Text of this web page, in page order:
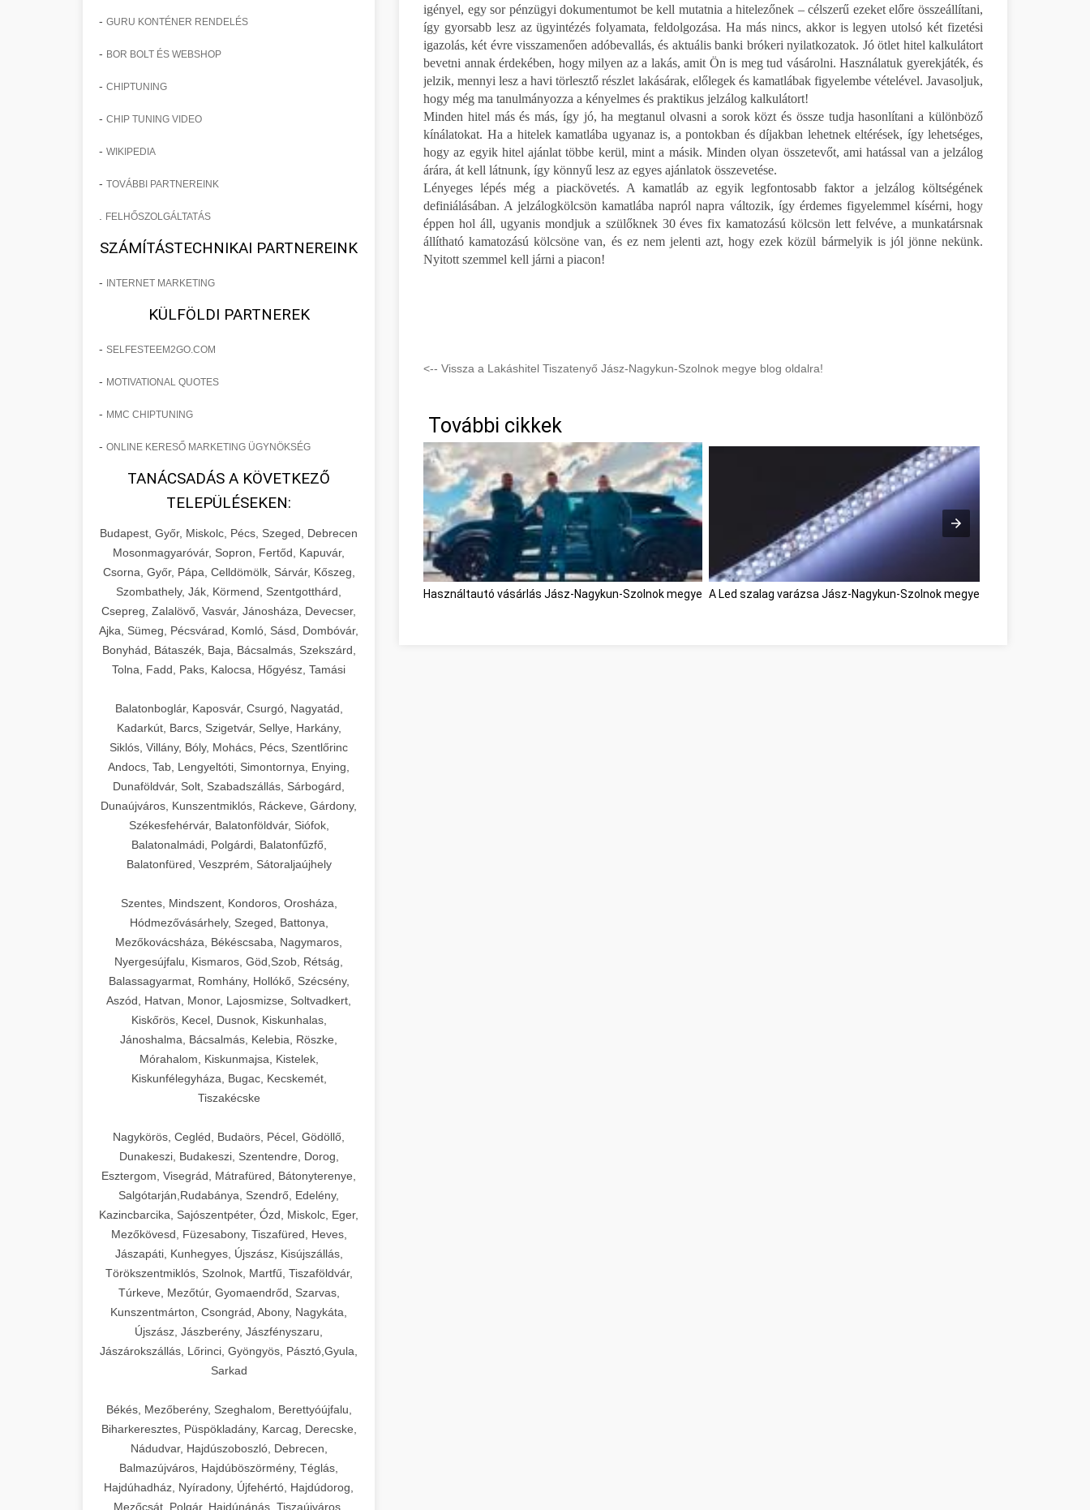
- GURU KONTÉNER RENDELÉS
- BOR BOLT ÉS WEBSHOP
- CHIPTUNING
- CHIP TUNING VIDEO
- WIKIPEDIA
- TOVÁBBI PARTNEREINK
FELHŐSZOLGÁLTATÁS
SZÁMÍTÁSTECHNIKAI PARTNEREINK
- INTERNET MARKETING
KÜLFÖLDI PARTNEREK
- SELFESTEEM2GO.COM
- MOTIVATIONAL QUOTES
- MMC CHIPTUNING
- ONLINE KERESŐ MARKETING ÜGYNÖKSÉG
TANÁCSADÁS A KÖVETKEZŐ
TELEPÜLÉSEKEN:
Budapest, Győr, Miskolc, Pécs, Szeged, Debrecen
Mosonmagyaróvár, Sopron, Fertőd, Kapuvár,
Csorna, Győr, Pápa, Celldömölk, Sárvár, Kőszeg,
Szombathely, Ják, Körmend, Szentgotthárd,
Csepreg, Zalalövő, Vasvár, Jánosháza, Devecser,
Ajka, Sümeg, Pécsvárad, Komló, Sásd, Dombóvár,
Bonyhád, Bátaszék, Baja, Bácsalmás, Szekszárd,
Tolna, Fadd, Paks, Kalocsa, Hőgyész, Tamási
Balatonboglár, Kaposvár, Csurgó, Nagyatád,
Kadarkút, Barcs, Szigetvár, Sellye, Harkány,
Siklós, Villány, Bóly, Mohács, Pécs, Szentlőrinc
Andocs, Tab, Lengyeltóti, Simontornya, Enying,
Dunaföldvár, Solt, Szabadszállás, Sárbogárd,
Dunaújváros, Kunszentmiklós, Ráckeve, Gárdony,
Székesfehérvár, Balatonföldvár, Siófok,
Balatonalmádi, Polgárdi, Balatonfűzfő,
Balatonfüred, Veszprém, Sátoraljaújhely
Szentes, Mindszent, Kondoros, Orosháza,
Hódmezővásárhely, Szeged, Battonya,
Mezőkovácsháza, Békéscsaba, Nagymaros,
Nyergesújfalu, Kismaros, Göd,Szob, Rétság,
Balassagyarmat, Romhány, Hollókő, Szécsény,
Aszód, Hatvan, Monor, Lajosmizse, Soltvadkert,
Kiskőrös, Kecel, Dusnok, Kiskunhalas,
Jánoshalma, Bácsalmás, Kelebia, Röszke,
Mórahalom, Kiskunmajsa, Kistelek,
Kiskunfélegyháza, Bugac, Kecskemét,
Tiszakécske
Nagykörös, Cegléd, Budaörs, Pécel, Gödöllő,
Dunakeszi, Budakeszi, Szentendre, Dorog,
Esztergom, Visegrád, Mátrafüred, Bátonyterenye,
Salgótarján,Rudabánya, Szendrő, Edelény,
Kazincbarcika, Sajószentpéter, Ózd, Miskolc, Eger,
Mezőkövesd, Füzesabony, Tiszafüred, Heves,
Jászapáti, Kunhegyes, Újszász, Kisújszállás,
Törökszentmiklós, Szolnok, Martfű, Tiszaföldvár,
Túrkeve, Mezőtúr, Gyomaendrőd, Szarvas,
Kunszentmárton, Csongrád, Abony, Nagykáta,
Újszász, Jászberény, Jászfényszaru,
Jászárokszállás, Lőrinci, Gyöngyös, Pásztó,Gyula,
Sarkad
Békés, Mezőberény, Szeghalom, Berettyóújfalu,
Biharkeresztes, Püspökladány, Karcag, Derecske,
Nádudvar, Hajdúszoboszló, Debrecen,
Balmazújváros, Hajdúböszörmény, Téglás,
Hajdúhadház, Nyíradony, Újfehértó, Hajdúdorog,
Mezőcsát, Polgár, Hajdúnánás, Tiszaújváros,
igényel, egy sor pénzügyi dokumentumot be kell mutatnia a hitelezőnek – célszerű ezeket előre összeállítani,
így gyorsabb lesz az ügyintézés folyamata, feldolgozása. Ha más nincs, akkor is legyen utolsó két fizetési
igazolás, két évre visszamenően adóbevallás, és aktuális banki brókeri nyilatkozatok. Jó ötlet hitel kalkulátort
bevetni annak érdekében, hogy milyen az a lakás, amit Ön is meg tud vásárolni. Használatuk gyerekjáték, és
jelzik, mennyi lesz a havi törlesztő részlet lakásárak, előlegek és kamatlábak figyelembe vételével. Javasoljuk,
hogy még ma tanulmányozza a kényelmes és praktikus jelzálog kalkulátort!
Minden hitel más és más, így jó, ha megtanul olvasni a sorok közt és össze tudja hasonlítani a különböző
kínálatokat. Ha a hitelek kamatlába ugyanaz is, a pontokban és díjakban lehetnek eltérések, így lehetséges,
hogy az egyik hitel ajánlat többe kerül, mint a másik. Minden olyan összetevőt, ami hatással van a jelzálog
árára, át kell látnunk, így könnyű lesz az egyes ajánlatok összevetése.
Lényeges lépés még a piackövetés. A kamatláb az egyik legfontosabb faktor a jelzálog költségének
definiálásában. A jelzálogkölcsön kamatlába napról napra változik, így érdemes figyelemmel kísérni, hogy
éppen hol áll, ugyanis mondjuk a szülőknek 30 éves fix kamatozású kölcsön lett felvéve, a munkatársnak
állítható kamatozású kölcsöne van, és ez nem jelenti azt, hogy ezek közül bármelyik is jól jönne nekünk.
Nyitott szemmel kell járni a piacon!
<-- Vissza a Lakáshitel Tiszatenyő Jász-Nagykun-Szolnok megye blog oldalra!
További cikkek
Használtautó vásárlás Jász-Nagykun-Szolnok megye A Led szalag varázsa Jász-Nagykun-Szolnok megye